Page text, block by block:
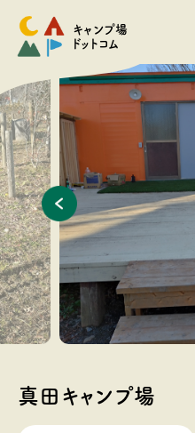
キャンプ場
ドットコム
予約
真田キャンプ場